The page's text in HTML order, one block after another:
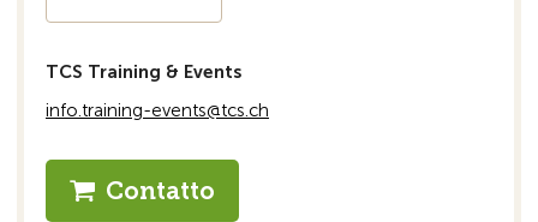
TCS Training & Events
info.training-events@tcs.ch
Contatto